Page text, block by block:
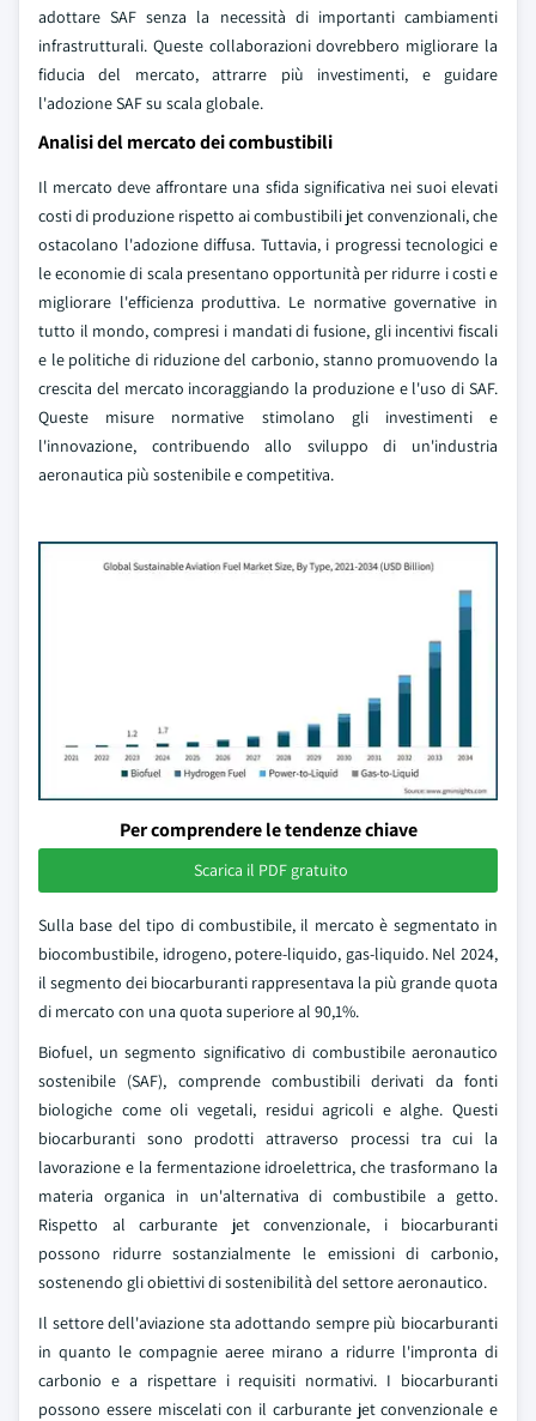
adottare SAF senza la necessità di importanti cambiamenti
infrastrutturali. Queste collaborazioni dovrebbero migliorare la
fiducia del mercato, attrarre più investimenti, e guidare
l'adozione SAF su scala globale.
Analisi del mercato dei combustibili
Il mercato deve affrontare una sfida significativa nei suoi elevati
costi di produzione rispetto ai combustibili jet convenzionali, che
ostacolano l'adozione diffusa. Tuttavia, i progressi tecnologici e
le economie di scala presentano opportunità per ridurre i costi e
migliorare l'efficienza produttiva. Le normative governative in
tutto il mondo, compresi i mandati di fusione, gli incentivi fiscali
e le politiche di riduzione del carbonio, stanno promuovendo la
crescita del mercato incoraggiando la produzione e l'uso di SAF.
Queste misure normative stimolano gli investimenti e
l'innovazione, contribuendo allo sviluppo di un'industria
aeronautica più sostenibile e competitiva.
Per comprendere le tendenze chiave
Scarica il PDF gratuito
Sulla base del tipo di combustibile, il mercato è segmentato in
biocombustibile, idrogeno, potere-liquido, gas-liquido. Nel 2024,
il segmento dei biocarburanti rappresentava la più grande quota
di mercato con una quota superiore al 90,1%.
Biofuel, un segmento significativo di combustibile aeronautico
sostenibile (SAF), comprende combustibili derivati da fonti
biologiche come oli vegetali, residui agricoli e alghe. Questi
biocarburanti sono prodotti attraverso processi tra cui la
lavorazione e la fermentazione idroelettrica, che trasformano la
materia organica in un'alternativa di combustibile a getto.
Rispetto al carburante jet convenzionale, i biocarburanti
possono ridurre sostanzialmente le emissioni di carbonio,
sostenendo gli obiettivi di sostenibilità del settore aeronautico.
Il settore dell'aviazione sta adottando sempre più biocarburanti
in quanto le compagnie aeree mirano a ridurre l'impronta di
carbonio e a rispettare i requisiti normativi. I biocarburanti
possono essere miscelati con il carburante jet convenzionale e